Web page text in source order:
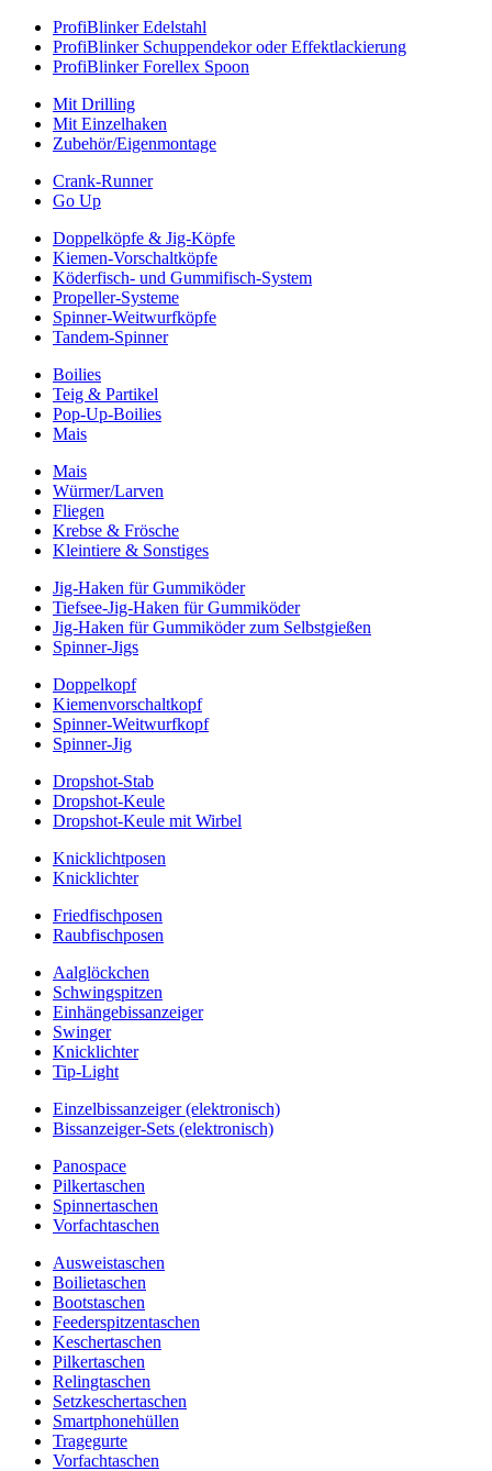
ProfiBlinker Edelstahl
ProfiBlinker Schuppendekor oder Effektlackierung
ProfiBlinker Forellex Spoon
Mit Drilling
Mit Einzelhaken
Zubehör/Eigenmontage
Crank-Runner
Go Up
Doppelköpfe & Jig-Köpfe
Kiemen-Vorschaltköpfe
Köderfisch- und Gummifisch-System
Propeller-Systeme
Spinner-Weitwurfköpfe
Tandem-Spinner
Boilies
Teig & Partikel
Pop-Up-Boilies
Mais
Mais
Würmer/Larven
Fliegen
Krebse & Frösche
Kleintiere & Sonstiges
Jig-Haken für Gummiköder
Tiefsee-Jig-Haken für Gummiköder
Jig-Haken für Gummiköder zum Selbstgießen
Spinner-Jigs
Doppelkopf
Kiemenvorschaltkopf
Spinner-Weitwurfkopf
Spinner-Jig
Dropshot-Stab
Dropshot-Keule
Dropshot-Keule mit Wirbel
Knicklichtposen
Knicklichter
Friedfischposen
Raubfischposen
Aalglöckchen
Schwingspitzen
Einhängebissanzeiger
Swinger
Knicklichter
Tip-Light
Einzelbissanzeiger (elektronisch)
Bissanzeiger-Sets (elektronisch)
Panospace
Pilkertaschen
Spinnertaschen
Vorfachtaschen
Ausweistaschen
Boilietaschen
Bootstaschen
Feederspitzentaschen
Keschertaschen
Pilkertaschen
Relingtaschen
Setzkeschertaschen
Smartphonehüllen
Tragegurte
Vorfachtaschen